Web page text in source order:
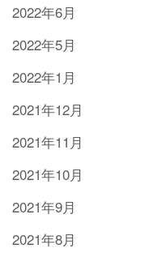
2022年6月
2022年5月
2022年1月
2021年12月
2021年11月
2021年10月
2021年9月
2021年8月